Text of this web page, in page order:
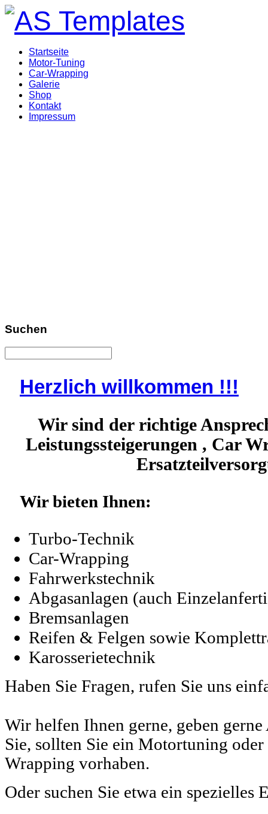
Startseite
Motor-Tuning
Car-Wrapping
Galerie
Shop
Kontakt
Impressum
Suchen
Herzlich willkommen !!!
Wir sind der richtige
Leistungssteigerungen , Car
Wir bieten Ihnen:
Turbo-Technik
Car-Wrapping
Fahrwerkstechnik
Abgasanlagen (auch
Bremsanlagen
Reifen & Felgen sowie
Karosserietechnik
Haben Sie Fragen, rufen Sie uns
Wir helfen Ihnen gerne, geben
Sie, sollten Sie ein Motortuning oder
Wrapping vorhaben.
Oder suchen Sie etwa ein spezielles